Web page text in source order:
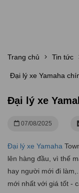
Trang chủ Tin tức
Đại lý xe Yamaha
Đại lý xe
07/08/2025
Đại lý xe Yamaha
lên hàng đầu, vì thế
hay người mới đi
mới nhất với giá tốt -